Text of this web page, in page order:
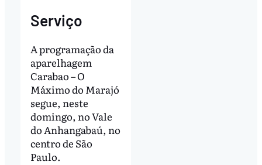
Serviço
A programação da
aparelhagem
Carabao – O
Máximo do Marajó
segue, neste
domingo, no Vale
do Anhangabaú, no
centro de São
Paulo.